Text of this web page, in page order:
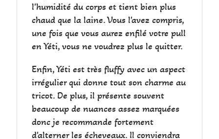
l'humidité du corps et tient bien plus
chaud que la laine. Vous l'avez compris,
une fois que vous aurez enfilé votre pull
en Yéti, vous ne voudrez plus le quitter.
Enfin, Yéti est très fluffy avec un aspect
irrégulier qui donne tout son charme au
tricot. De plus, il présente souvent
beaucoup de nuances assez marquées
donc je recommande fortement
d'alterner les écheveaux. Il conviendra